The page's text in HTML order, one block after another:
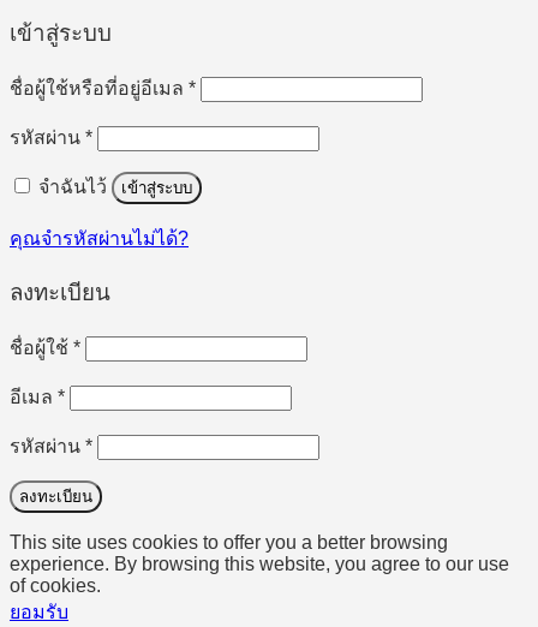
เข้าสู่ระบบ
ชื่อผู้ใช้หรือที่อยู่อีเมล *ต้องการ
รหัสผ่าน *ต้องการ
จำฉันไว้ เข้าสู่ระบบ
คุณจำรหัสผ่านไม่ได้?
ลงทะเบียน
ชื่อผู้ใช้ *ต้องการ
อีเมล *ต้องการ
รหัสผ่าน *ต้องการ
ลงทะเบียน
This site uses cookies to offer you a better browsing
experience. By browsing this website, you agree to our use
of cookies.
ยอมรับ